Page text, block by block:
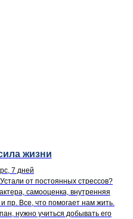
жизни
7 дней
от постоянных стрессов?
самооценка, внутренняя
пр. Все, что помогает нам жить.
нужно учиться добывать его